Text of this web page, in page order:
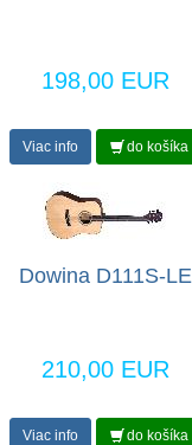
198,00 EUR
Viac info do košíka
Dowina D111S-LE
210,00 EUR
Viac info do košíka